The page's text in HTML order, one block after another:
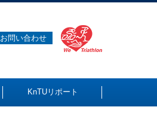
お問い合わせ
KnTUリポート